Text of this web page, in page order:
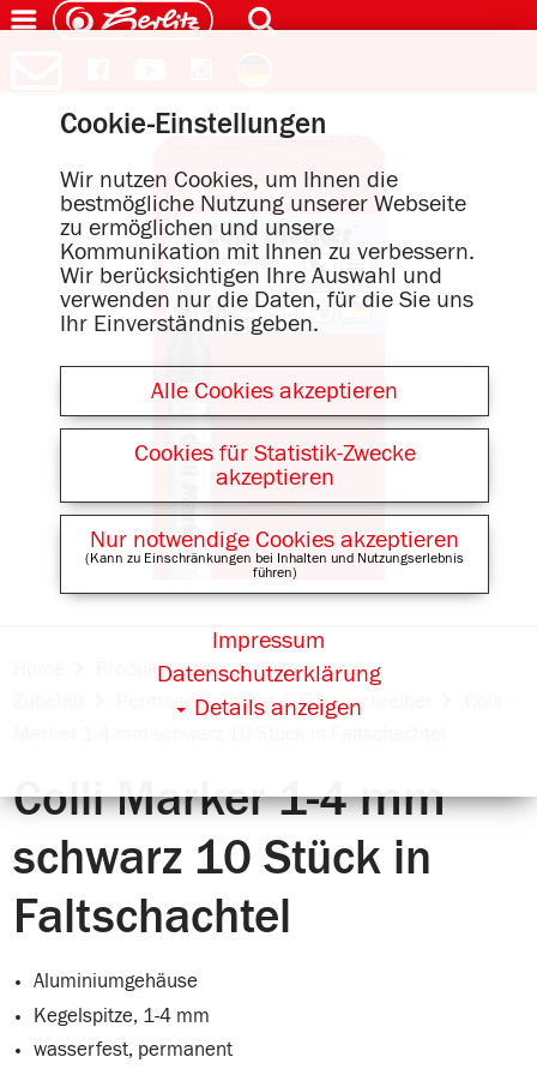
Produktkatalog
Schreiben &
Permanentmarker & Folienschreiber
Colli Marker 1-4 mm
schwarz 10 Stück in
Faltschachtel
Aluminiumgehäuse
Kegelspitze, 1-4 mm
wasserfest, permanent
Cookie-Einstellungen
Wir nutzen Cookies, um Ihnen die
bestmögliche Nutzung unserer Webseite
zu ermöglichen und unsere
Kommunikation mit Ihnen zu verbessern.
Wir berücksichtigen Ihre Auswahl und
verwenden nur die Daten, für die Sie uns
Ihr Einverständnis geben.
Alle Cookies akzeptieren
Cookies für Statistik-Zwecke
akzeptieren
Nur notwendige Cookies akzeptieren
(Kann zu Einschränkungen bei Inhalten und Nutzungserlebnis
führen)
Details anzeigen
Datenschutzerklärung
Impressum